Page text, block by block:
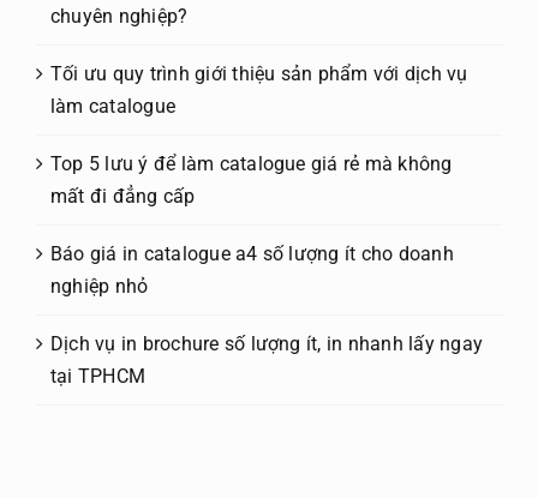
chuyên nghiệp?
Tối ưu quy trình giới thiệu sản phẩm với dịch vụ
làm catalogue
Top 5 lưu ý để làm catalogue giá rẻ mà không
mất đi đẳng cấp
Báo giá in catalogue a4 số lượng ít cho doanh
nghiệp nhỏ
Dịch vụ in brochure số lượng ít, in nhanh lấy ngay
tại TPHCM